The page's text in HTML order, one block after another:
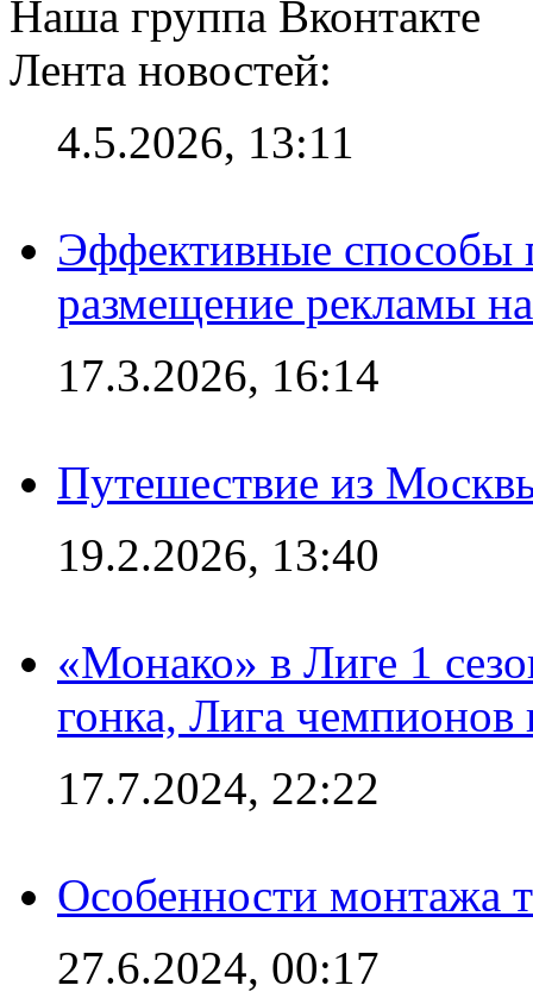
Наша группа Вконтакте
Лента новостей:
4.5.2026, 13:11
Эффективные способы
размещение рекламы
17.3.2026, 16:14
Путешествие из
19.2.2026, 13:40
«Монако» в Лиге 1
гонка, Лига чемпионов
17.7.2024, 22:22
Особенности монтажа
27.6.2024, 00:17